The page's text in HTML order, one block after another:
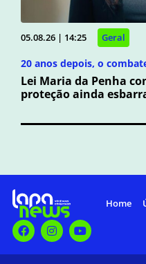
05.08.26 | 14:25 Geral
20 anos depois, o
Lei Maria da Penha
proteção ainda
Home